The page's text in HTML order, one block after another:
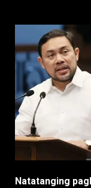
Natatanging